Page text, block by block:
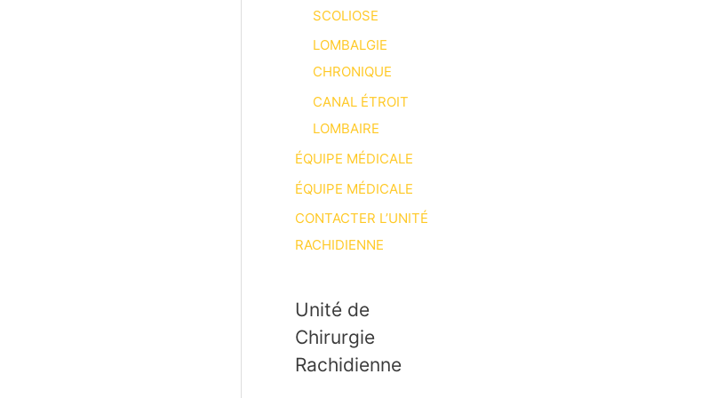
SCOLIOSE
LOMBALGIE
CHRONIQUE
CANAL ÉTROIT
LOMBAIRE
ÉQUIPE MÉDICALE
ÉQUIPE MÉDICALE
CONTACTER L’UNITÉ
RACHIDIENNE
Unité de
Chirurgie
Rachidienne